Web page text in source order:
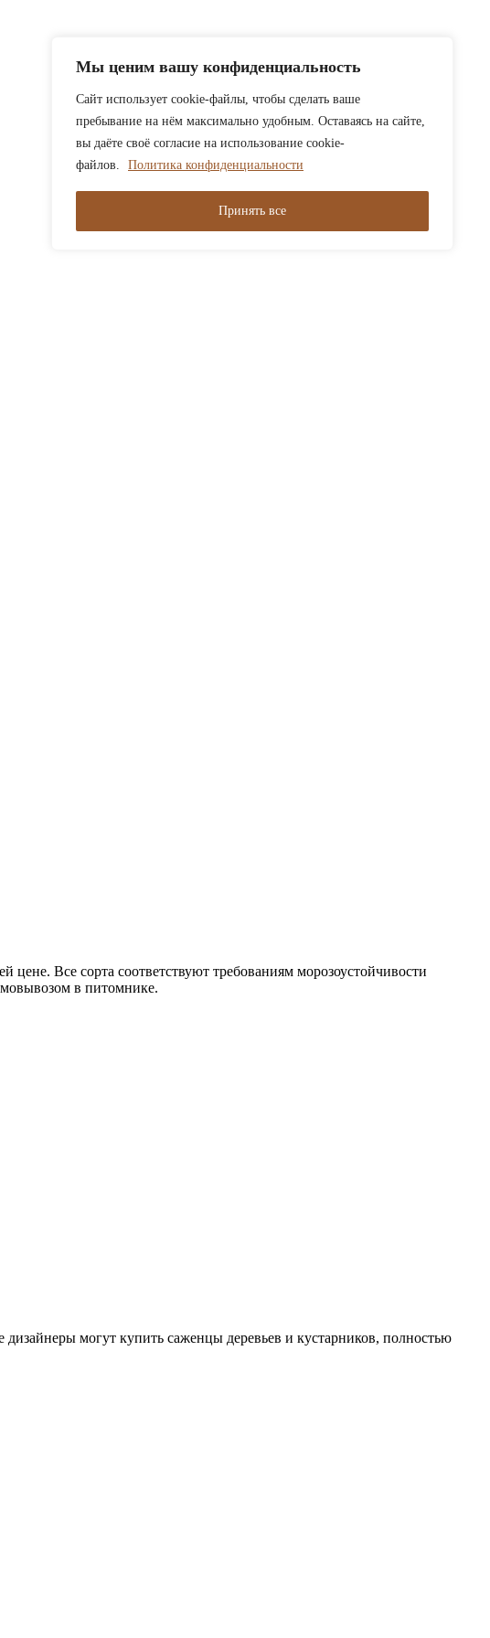
Мы ценим вашу конфиденциальность
Сайт использует cookie-файлы, чтобы сделать ваше
пребывание на нём максимально удобным. Оставаясь на сайте,
вы даёте своё согласие на использование cookie-
файлов.
Политика конфиденциальности
Принять все
Все сорта соответствуют требованиям морозоустойчивости
в питомнике.
могут купить саженцы деревьев и кустарников, полностью